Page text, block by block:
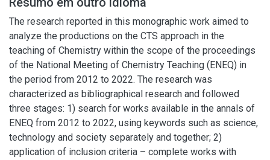
The research reported in this monographic work aimed to
analyze the productions on the CTS approach in the
teaching of Chemistry within the scope of the proceedings
of the National Meeting of Chemistry Teaching (ENEQ) in
the period from 2012 to 2022. The research was
characterized as bibliographical research and followed
three stages: 1) search for works available in the annals of
ENEQ from 2012 to 2022, using keywords such as science,
technology and society separately and together; 2)
application of inclusion criteria – complete works with